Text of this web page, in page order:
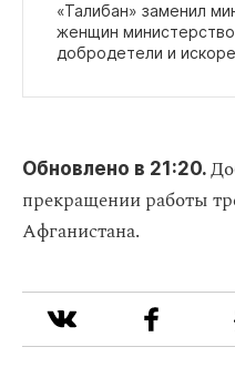
«Талибан» заменил
женщин
добродетели и
Обновлено в 21:20.
прекращении работы
Афганистана.